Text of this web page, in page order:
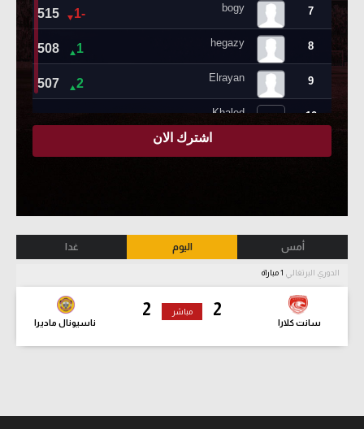
أمس اليوم غدا
الدوري البرتغالي
2
سانت كلارا
2
ناسيونال ماديرا
مباشر